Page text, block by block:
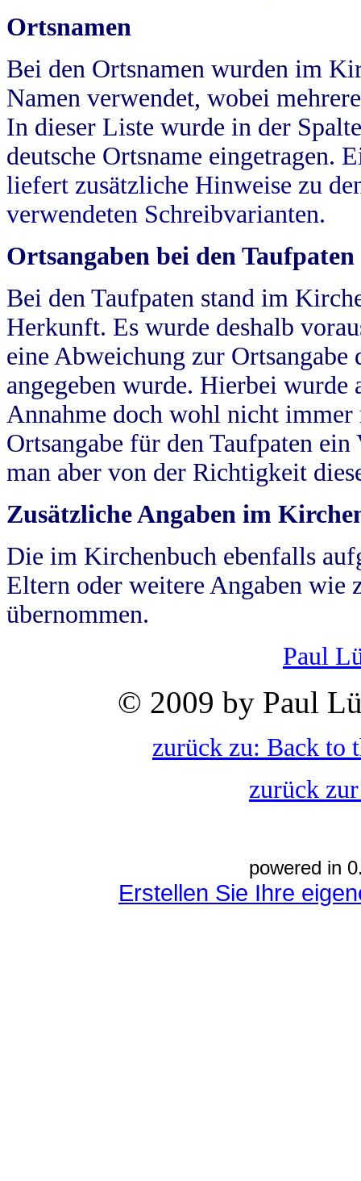
Ortsnamen
Bei den Ortsnamen wurden im
Namen verwendet, wobei
In dieser Liste wurde in der
deutsche Ortsname eingetragen.
liefert zusätzliche Hinweise zu
verwendeten Schreibvarianten.
Ortsangaben bei den Taufpaten
Bei den Taufpaten stand im
Herkunft. Es wurde deshalb
eine Abweichung zur
angegeben wurde. Hierbei wurde
Annahme doch wohl nicht
Ortsangabe für den Taufpaten
man aber von der Richtigkeit
Zusätzliche Angaben im
Die im Kirchenbuch ebenfalls
Eltern oder weitere Angaben wie
übernommen.
Paul
© 2009 by Paul
zurück zu: Back to
zurück
powered in
Erstellen Sie Ihre